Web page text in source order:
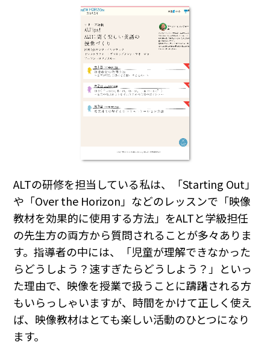
ALTの研修を担当している私は、「Starting Out」
や「Over the Horizon」などのレッスンで「映像
教材を効果的に使用する方法」をALTと学級担任
の先生方の両方から質問されることが多々ありま
す。指導者の中には、「児童が理解できなかった
らどうしよう？速すぎたらどうしよう？」といっ
た理由で、映像を授業で扱うことに躊躇される方
もいらっしゃいますが、時間をかけて正しく使え
ば、映像教材はとても楽しい活動のひとつになり
ます。